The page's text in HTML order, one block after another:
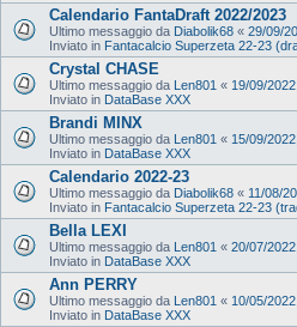
Calendario FantaDraft 2022/2023
Ultimo messaggio da Diabolik68 « 29/09/
Inviato in Fantacalcio Superzeta 22-23
Crystal CHASE
Ultimo messaggio da Len801 « 19/09/
Inviato in DataBase XXX
Brandi MINX
Ultimo messaggio da Len801 « 15/09/
Inviato in DataBase XXX
Calendario 2022-23
Ultimo messaggio da Diabolik68 « 11/08/
Inviato in Fantacalcio Superzeta 22-23
Bella LEXI
Ultimo messaggio da Len801 « 20/07/
Inviato in DataBase XXX
Ann PERRY
Ultimo messaggio da Len801 « 10/05/
Inviato in DataBase XXX